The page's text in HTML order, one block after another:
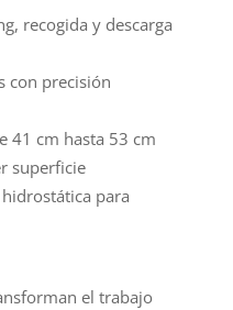
recogida y descarga
con precisión
41 cm hasta 53 cm
superficie
para
el trabajo